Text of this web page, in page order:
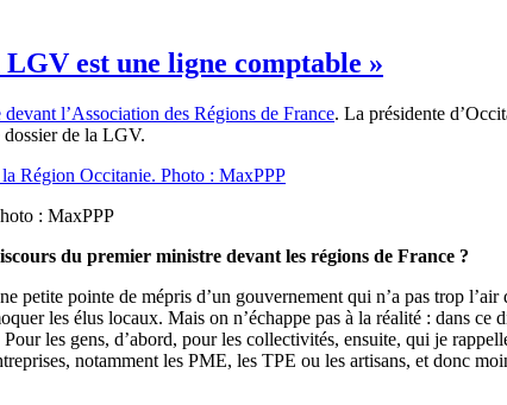
est une ligne comptable »
l’Association des Régions de France. La présidente
dossier de la LGV.
: MaxPPP
du premier ministre devant les régions de France ?
petite pointe de mépris d’un gouvernement qui n’a pas trop
les élus locaux. Mais on n’échappe pas à la réalité : dans
les gens, d’abord, pour les collectivités, ensuite, qui je
notamment les PME, les TPE ou les artisans, et donc